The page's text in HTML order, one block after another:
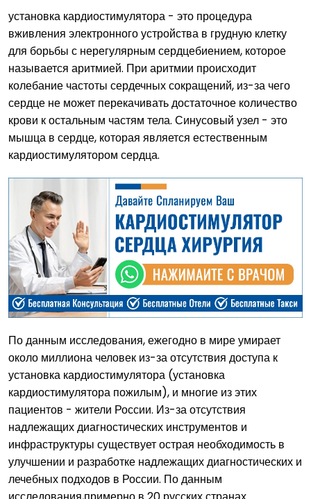
установка кардиостимулятора - это процедура
вживления электронного устройства в грудную клетку
для борьбы с нерегулярным сердцебиением, которое
называется аритмией. При аритмии происходит
колебание частоты сердечных сокращений, из-за чего
сердце не может перекачивать достаточное количество
крови к остальным частям тела. Синусовый узел - это
мышца в сердце, которая является естественным
кардиостимулятором сердца.
По данным исследования, ежегодно в мире умирает
около миллиона человек из-за отсутствия доступа к
установка кардиостимулятора (установка
кардиостимулятора пожилым), и многие из этих
пациентов - жители России. Из-за отсутствия
надлежащих диагностических инструментов и
инфраструктуры существует острая необходимость в
улучшении и разработке надлежащих диагностических и
лечебных подходов в России. По данным